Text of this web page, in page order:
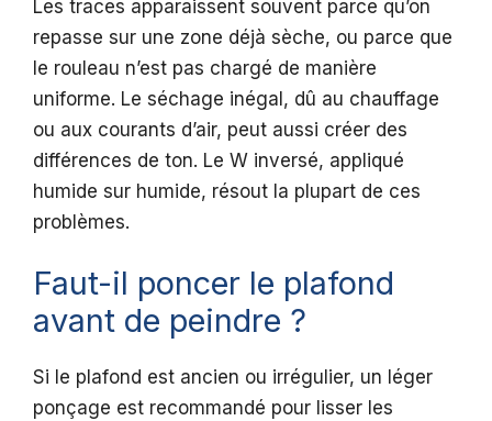
Les traces apparaissent souvent parce qu’on
repasse sur une zone déjà sèche, ou parce que
le rouleau n’est pas chargé de manière
uniforme. Le séchage inégal, dû au chauffage
ou aux courants d’air, peut aussi créer des
différences de ton. Le W inversé, appliqué
humide sur humide, résout la plupart de ces
problèmes.
Faut-il poncer le plafond
avant de peindre ?
Si le plafond est ancien ou irrégulier, un léger
ponçage est recommandé pour lisser les